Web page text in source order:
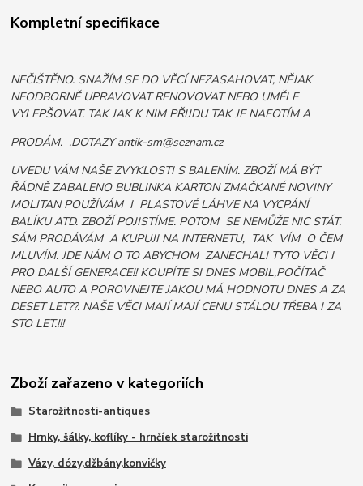
Kompletní specifikace
NEČIŠTĚNO. SNAŽÍM SE DO VĚCÍ NEZASAHOVAT, NĚJAK
NEODBORNĚ UPRAVOVAT RENOVOVAT NEBO UMĚLE
VYLEPŠOVAT. TAK JAK K NIM PŘIJDU TAK JE NAFOTÍM A
PRODÁM. .DOTAZY antik-sm@seznam.cz
UVEDU VÁM NAŠE ZVYKLOSTI S BALENÍM. ZBOŽÍ MÁ BÝT
ŘÁDNĚ ZABALENO BUBLINKA KARTON ZMAČKANÉ NOVINY
MOLITAN POUŽÍVÁM I PLASTOVÉ LÁHVE NA VYCPÁNÍ
BALÍKU ATD. ZBOŽÍ POJISTÍME. POTOM SE NEMŮŽE NIC STÁT.
SÁM PRODÁVÁM A KUPUJI NA INTERNETU, TAK VÍM O ČEM
MLUVÍM. JDE NÁM O TO ABYCHOM ZANECHALI TYTO VĚCI I
PRO DALŠÍ GENERACE!! KOUPÍTE SI DNES MOBIL,POČÍTAČ
NEBO AUTO A POROVNEJTE JAKOU MÁ HODNOTU DNES A ZA
DESET LET??. NAŠE VĚCI MAJÍ MAJÍ CENU STÁLOU TŘEBA I ZA
STO LET.!!!
Zboží zařazeno v kategoriích
Starožitnosti-antiques
Hrnky, šálky, koflíky - hrnčíek starožitnosti
Vázy, dózy,džbány,konvičky